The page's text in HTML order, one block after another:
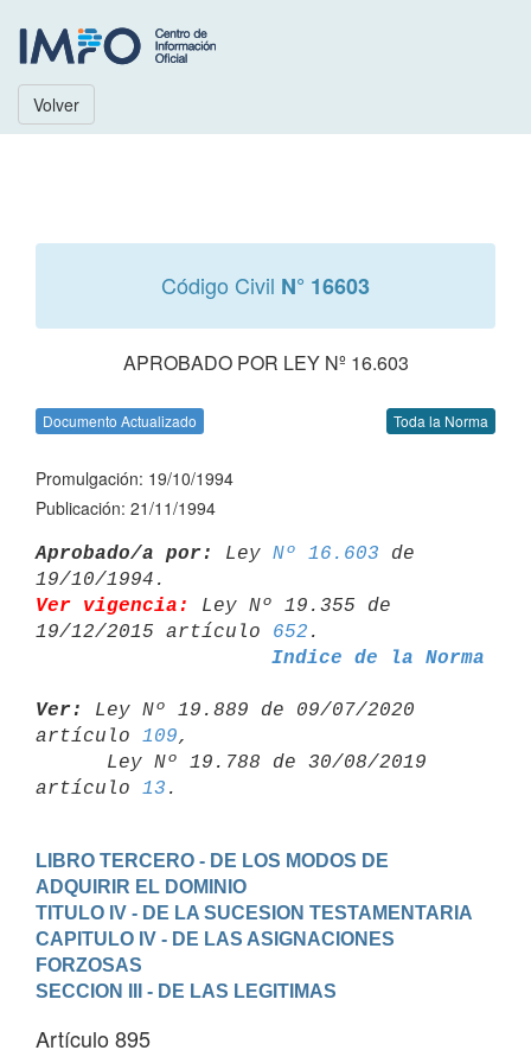
Volver
Código Civil N° 16603
APROBADO POR LEY Nº 16.603
Documento Actualizado Toda la Norma
Promulgación: 19/10/1994
Publicación: 21/11/1994
Aprobado/a por: Ley Nº 16.603 de
Ver vigencia:
Ley Nº 19.355 de
19/12/2015 artículo 652
Indice de la Norma
Ver:
Ley Nº 19.889 de 09/07/2020
artículo 109,
artículo 13
LIBRO TERCERO - DE LOS MODOS DE
ADQUIRIR EL DOMINIO
TITULO IV - DE LA SUCESION TESTAMENTARIA
CAPITULO IV - DE LAS ASIGNACIONES
FORZOSAS
SECCION III - DE LAS LEGITIMAS
Artículo 895